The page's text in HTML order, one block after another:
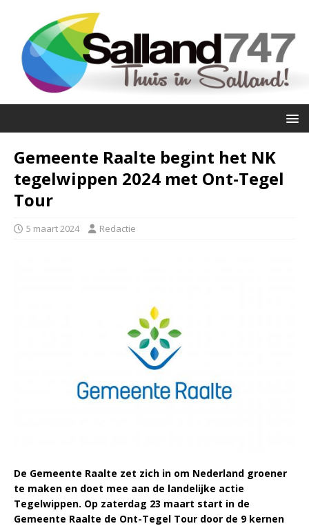
Gemeente Raalte begint het NK
tegelwippen 2024 met Ont-Tegel
Tour
5 maart 2024 Redactie
De Gemeente Raalte zet zich in om Nederland groener
te maken en doet mee aan de landelijke actie
Tegelwippen. Op zaterdag 23 maart start in de
Gemeente Raalte de Ont-Tegel Tour door de 9 kernen